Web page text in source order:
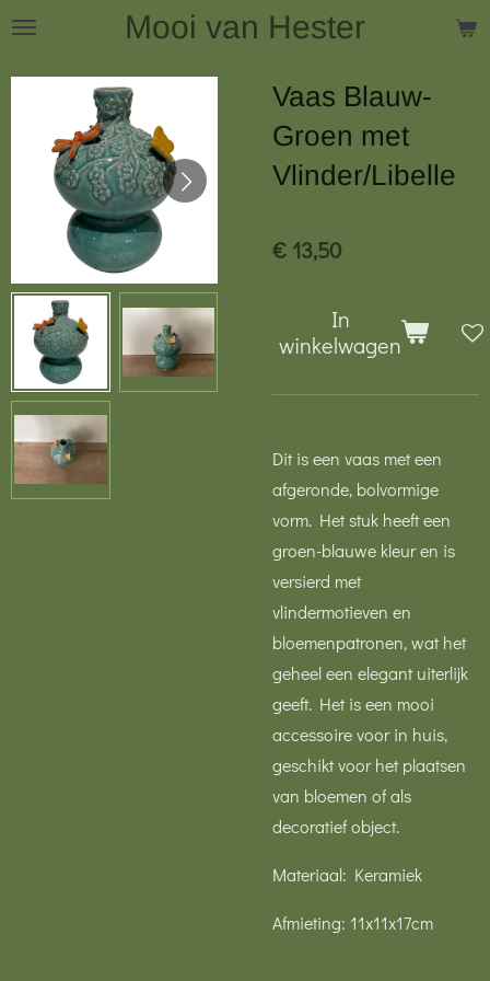
Ga
hoofdinhoud
Mooi van Hester
Vaas Blauw-
Groen met
Vlinder/Libelle
€ 13,50
In
winkelwagen
Dit is een vaas met een
afgeronde, bolvormige
vorm. Het stuk heeft een
groen-blauwe kleur en is
versierd met
vlindermotieven en
bloemenpatronen, wat het
geheel een elegant uiterlijk
geeft. Het is een mooi
accessoire voor in huis,
geschikt voor het plaatsen
van bloemen of als
decoratief object.
Materiaal: Keramiek
Afmieting: 11x11x17cm